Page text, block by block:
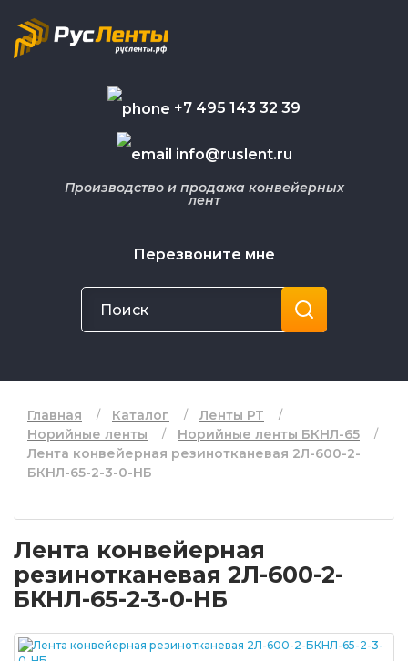
+7 495 143 32 39
info@ruslent.ru
Перезвоните мне
Производство и продажа конвейерных
лент
Главная Каталог
Ленты РТ
Норийные ленты
Норийные ленты БКНЛ-65
Лента конвейерная резинотканевая 2Л-600-2-
БКНЛ-65-2-3-0-НБ
Лента конвейерная
резинотканевая 2Л-600-2-
БКНЛ-65-2-3-0-НБ